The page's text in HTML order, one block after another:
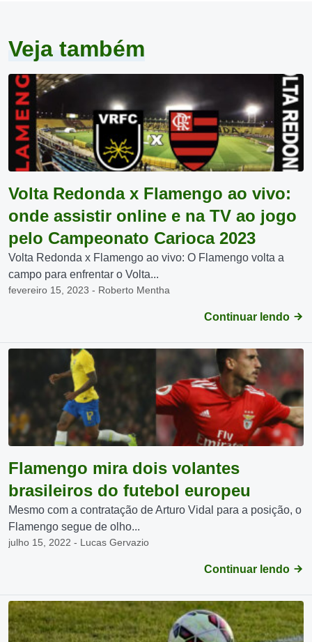
Veja também
Volta Redonda x Flamengo ao vivo:
onde assistir online e na TV ao jogo
pelo Campeonato Carioca 2023
Volta Redonda x Flamengo ao vivo: O Flamengo volta a
campo para enfrentar o Volta...
fevereiro 15, 2023 - Roberto Mentha
Continuar lendo
Flamengo mira dois volantes
brasileiros do futebol europeu
Mesmo com a contratação de Arturo Vidal para a posição, o
Flamengo segue de olho...
julho 15, 2022 - Lucas Gervazio
Continuar lendo